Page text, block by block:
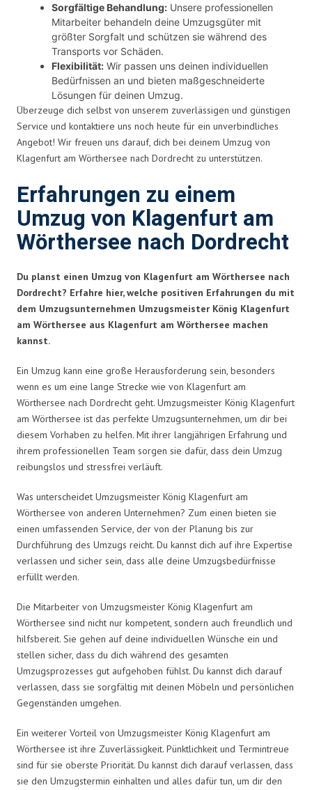
Sorgfältige Behandlung: Unsere professionellen
Mitarbeiter behandeln deine Umzugsgüter mit
größter Sorgfalt und schützen sie während des
Transports vor Schäden.
Flexibilität: Wir passen uns deinen individuellen
Bedürfnissen an und bieten maßgeschneiderte
Lösungen für deinen Umzug.
Überzeuge dich selbst von unserem zuverlässigen und günstigen
Service und kontaktiere uns noch heute für ein unverbindliches
Angebot! Wir freuen uns darauf, dich bei deinem Umzug von
Klagenfurt am Wörthersee nach Dordrecht zu unterstützen.
Erfahrungen zu einem
Umzug von Klagenfurt am
Wörthersee nach Dordrecht
Du planst einen Umzug von Klagenfurt am Wörthersee nach
Dordrecht? Erfahre hier, welche positiven Erfahrungen du mit
dem Umzugsunternehmen Umzugsmeister König Klagenfurt
am Wörthersee aus Klagenfurt am Wörthersee machen
kannst.
Ein Umzug kann eine große Herausforderung sein, besonders
wenn es um eine lange Strecke wie von Klagenfurt am
Wörthersee nach Dordrecht geht. Umzugsmeister König Klagenfurt
am Wörthersee ist das perfekte Umzugsunternehmen, um dir bei
diesem Vorhaben zu helfen. Mit ihrer langjährigen Erfahrung und
ihrem professionellen Team sorgen sie dafür, dass dein Umzug
reibungslos und stressfrei verläuft.
Was unterscheidet Umzugsmeister König Klagenfurt am
Wörthersee von anderen Unternehmen? Zum einen bieten sie
einen umfassenden Service, der von der Planung bis zur
Durchführung des Umzugs reicht. Du kannst dich auf ihre Expertise
verlassen und sicher sein, dass alle deine Umzugsbedürfnisse
erfüllt werden.
Die Mitarbeiter von Umzugsmeister König Klagenfurt am
Wörthersee sind nicht nur kompetent, sondern auch freundlich und
hilfsbereit. Sie gehen auf deine individuellen Wünsche ein und
stellen sicher, dass du dich während des gesamten
Umzugsprozesses gut aufgehoben fühlst. Du kannst dich darauf
verlassen, dass sie sorgfältig mit deinen Möbeln und persönlichen
Gegenständen umgehen.
Ein weiterer Vorteil von Umzugsmeister König Klagenfurt am
Wörthersee ist ihre Zuverlässigkeit. Pünktlichkeit und Termintreue
sind für sie oberste Priorität. Du kannst dich darauf verlassen, dass
sie den Umzugstermin einhalten und alles dafür tun, um dir den